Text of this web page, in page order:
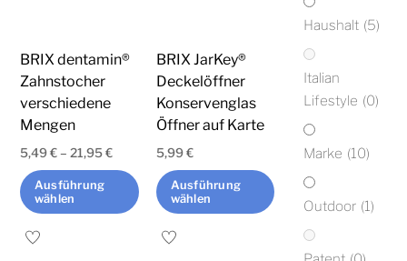
auf
der
Produktseite
gewählt
werden
BRIX dentamin®
Zahnstocher
verschiedene
Mengen
5,49€–21,95€
Ausführung
wählen
Dieses
BRIX JarKey®
Deckelöffner
Konservenglas
Öffner auf Karte
5,99€
Ausführung
wählen
Dieses
Haushalt (5)
Italian
Lifestyle (0)
Marke (10)
Outdoor (1)